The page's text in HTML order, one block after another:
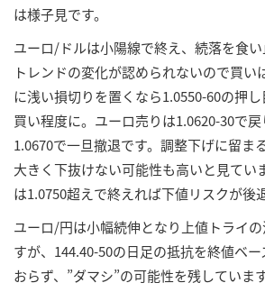
は様子見です。
ユーロ/ドルは小陽線で終え、続落を食
トレンドの変化が認められないので買い
に浅い損切りを置くなら1.0550-60の押
買い程度に。ユーロ売りは1.0620-30で
1.0670で一旦撤退です。調整下げに留ま
大きく下抜けない可能性も高いと見てい
は1.0750超えで終えれば下値リスクが後
ユーロ/円は小幅続伸となり上値トライ
すが、144.40-50の日足の抵抗を終値ベ
おらず、”ダマシ”の可能性を残していま